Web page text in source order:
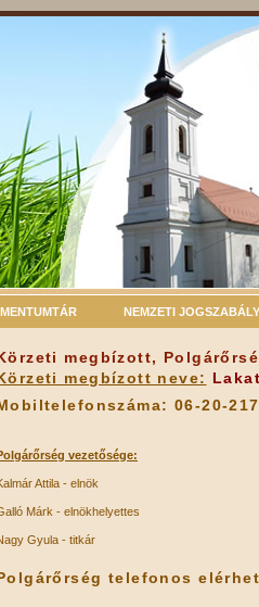
NEMZETI
megbízott,
megbízott neve:
06-20-
vezetősége:
Attila - elnök
Márk - elnökhelyettes
Gyula - titkár
telefonos